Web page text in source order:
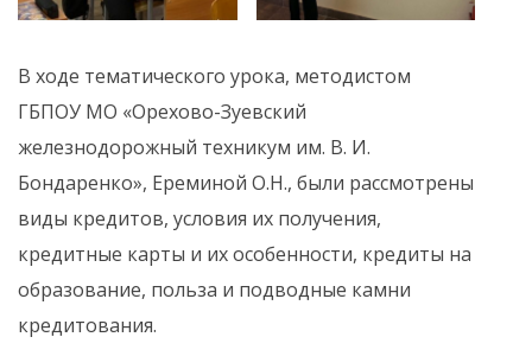
В ходе тематического урока, методистом
ГБПОУ МО «Орехово-Зуевский
железнодорожный техникум им. В. И.
Бондаренко», Ереминой О.Н., были рассмотрены
виды кредитов, условия их получения,
кредитные карты и их особенности, кредиты на
образование, польза и подводные камни
кредитования.